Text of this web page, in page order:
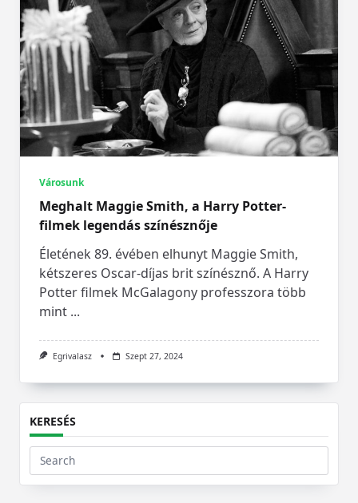
Városunk
Meghalt Maggie Smith, a Harry Potter-
filmek legendás színésznője
Életének 89. évében elhunyt Maggie Smith,
kétszeres Oscar-díjas brit színésznő. A Harry
Potter filmek McGalagony professzora több
mint ...
Egrivalasz Szept 27, 2024
KERESÉS
Search
for: